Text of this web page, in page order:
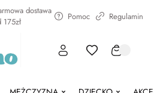
dostawa
175zł
Pomoc Regulamin